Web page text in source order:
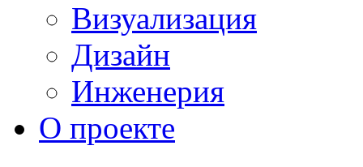
Визуализация
Дизайн
Инженерия
О проекте